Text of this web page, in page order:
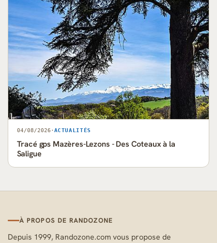
04/08/2026 · ACTUALITÉS
Tracé gps Mazères-Lezons - Des Coteaux à la
Saligue
À PROPOS DE RANDOZONE
Depuis 1999, Randozone.com vous propose de